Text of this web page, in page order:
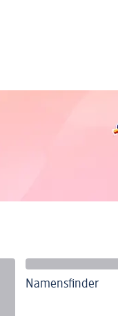
Namensfinder